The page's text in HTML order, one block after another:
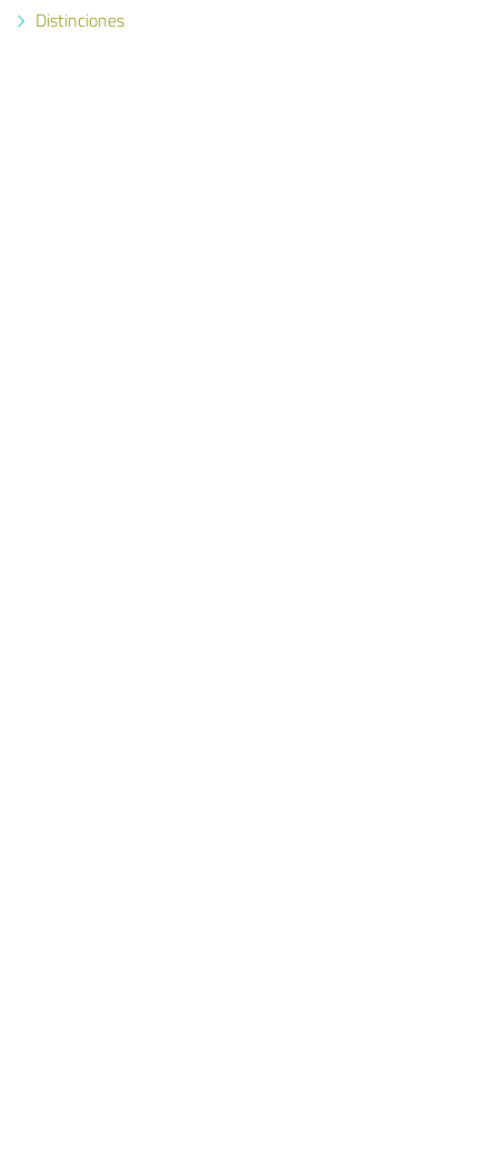
Distinciones